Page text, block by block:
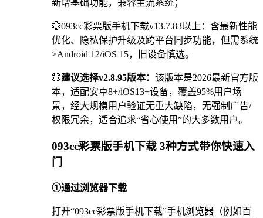
新增基础功能，兼容主流系统；
💮093cc彩票版手机下载v13.7.83以上：含最新性能
优化、隐私保护升级及跨平台同步功能，但需系统
≥Android 12/iOS 15，旧设备慎选。
💮建议选择v2.8.95版本： 该版本是2026最新官方版
本，适配安卓8+/iOS13+设备，覆盖95%用户场
景，经大规模用户验证无重大缺陷，无强制广告/
权限冗余，适合追求“省心使用”的大多数用户。
093cc彩票版手机下载 3种方式带你快速入
门
①通过浏览器下载
打开“093cc彩票版手机下载”手机浏览器（例如百